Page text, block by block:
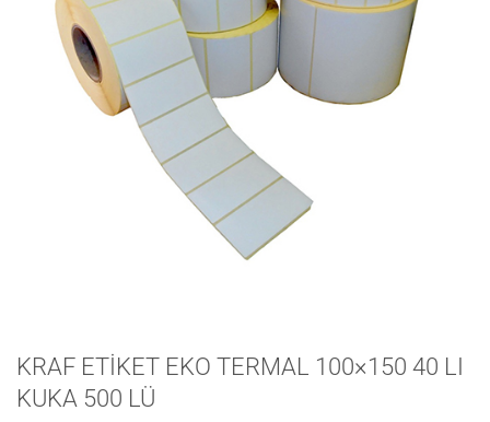
KRAF ETİKET EKO TERMAL 100×150 40 LI
KUKA 500 LÜ